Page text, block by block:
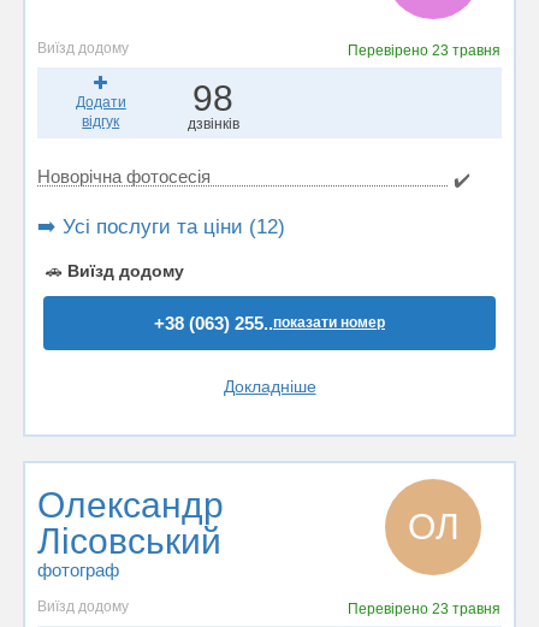
Виїзд додому Перевірено23 травня
Додати
відгук
98
дзвінків
Новорічна фотосесія ✔️
➡️ Усі послуги та ціни (12)
🚗 Виїзд додому
+38 (063) 255..показати номер
Докладніше
Олександр
Лісовський
фотограф
ОЛ
Виїзд додому Перевірено23 травня